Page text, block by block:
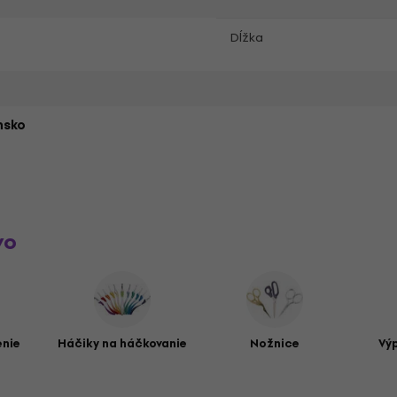
Dĺžka
Háčiky na háčkovanie Nožnice